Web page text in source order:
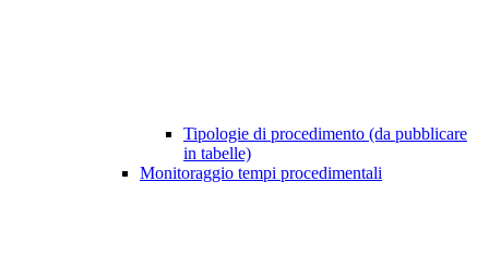
Tipologie di procedimento (da pubblicare
in tabelle)
Monitoraggio tempi procedimentali